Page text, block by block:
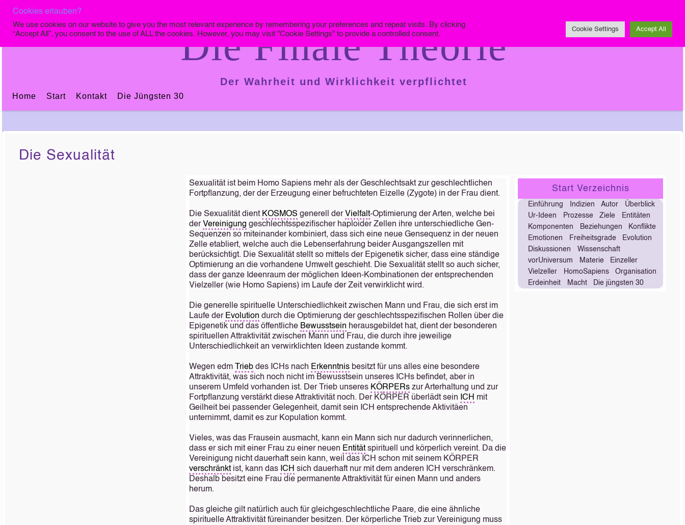
Die Finale Theorie
Der Wahrheit und Wirklichkeit verpflichtet
Home Start Kontakt Die Jüngsten 30
Die Sexualität
Sexualität ist beim Homo Sapiens mehr als der Geschlechtsakt zur geschlechtlichen
Fortpflanzung, der der Erzeugung einer befruchteten Eizelle (Zygote) in der Frau dient.
Die Sexualität dient KOSMOS generell der Vielfalt-Optimierung der Arten, welche bei
der Vereinigung geschlechtsspezifischer haploider Zellen ihre unterschiedliche Gen-
Sequenzen so miteinander kombiniert, dass sich eine neue Gensequenz in der neuen
Zelle etabliert, welche auch die Lebenserfahrung beider Ausgangszellen mit
berücksichtigt. Die Sexualität stellt so mittels der Epigenetik sicher, dass eine ständige
Optimierung an die vorhandene Umwelt geschieht. Die Sexualität stellt so auch sicher,
dass der ganze Ideenraum der möglichen Ideen-Kombinationen der entsprechenden
Vielzeller (wie Homo Sapiens) im Laufe der Zeit verwirklicht wird.
Die generelle spirituelle Unterschiedlichkeit zwischen Mann und Frau, die sich erst im
Laufe der Evolution durch die Optimierung der geschlechtsspezifischen Rollen über die
Epigenetik und das öffentliche Bewusstsein herausgebildet hat, dient der besonderen
spirituellen Attraktivität zwischen Mann und Frau, die durch ihre jeweilige
Unterschiedlichkeit an verwirklichten Ideen zustande kommt.
Wegen edm Triebdes ICHs nach Erkenntnisbesitzt für uns alles eine besondere
Attraktivität, was sich noch nicht im Bewusstsein unseres ICHs befindet, aber in
unserem Umfeld vorhanden ist. Der Trieb unseres KÖRPERszur Arterhaltung und zur
Fortpflanzung verstärkt diese Attraktivität noch. Der KÖRPER überlädt sein ICH mit
Geilheit bei passender Gelegenheit, damit sein ICH entsprechende Aktivitäen
unternimmt, damit es zur Kopulation kommt.
Vieles, was das Frausein ausmacht, kann ein Mann sich nur dadurch verinnerlichen,
dass er sich mit einer Frau zu einer neuen Entitätspirituell und körperlich vereint. Da die
Vereinigung nicht dauerhaft sein kann, weil das ICH schon mit seinem KÖRPER
verschränktist, kann das ICH sich dauerhaft nur mit dem anderen ICH verschränkem.
Deshalb besitzt eine Frau die permanente Attraktivität für einen Mann und anders
herum.
Das gleiche gilt natürlich auch für gleichgeschlechtliche Paare, die eine ähnliche
spirituelle Attraktivität füreinander besitzen. Der körperliche Trieb zur Vereinigung muss
Start Verzeichnis
Einführung Indizien Autor
Überblick
Ur-Ideen
Prozesse Ziele
Entitäten
Komponenten
Beziehungen
Konflikte
Emotionen
Freiheitsgrade
Evolution
Diskussionen
Wissenschaft
vorUniversum
Materie
Einzeller
Vielzeller
HomoSapiens
Organisation
Erdeinheit
Macht Die jüngsten 30
Cookies erlauben?
We use cookies on our website to give you the most relevant experience by remembering your preferences and repeat visits. By clicking
“Accept All”, you consent to the use of ALL the cookies. However, you may visit "Cookie Settings" to provide a controlled consent.
Cookie Settings Accept All